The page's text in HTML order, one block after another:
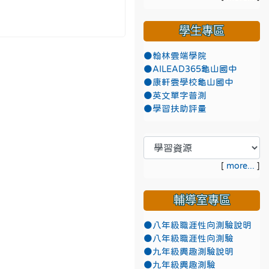
學生專區
●翰林雲端學院
●AILEAD365龜山國中
●康軒雲學校龜山國中
●英文單字普測
●學習扶助評量
[ more... ]
輔導室專區
●八年級職涯性向測驗說明
●八年級職涯性向測驗
●九年級興趣測驗說明
●九年級興趣測驗